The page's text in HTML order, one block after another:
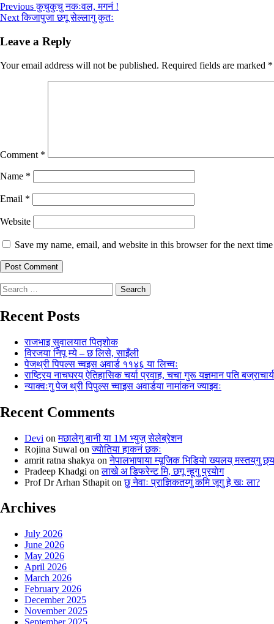
Post
navigation
Previousकुचुकुचु नकःवल, मगनं !
Nextकिजापुजा छगू सेल्लागु कुतः
Leave a Reply
Your email address will not be published. Required fields are marked *
Comment *
Name *
Email *
Website
Save my name, email, and website in this browser for the next
Search
for:
Recent Posts
राजभाइ सुवालयात पितृशाेक
विरजया निपू म्ये – छ लिसे, साइँली
पेजथ्री पिपल्स च्वइस अवार्ड ११४६ या लिच्वः
राष्ट्रिय नाचघरय् ऐतिहासिक चर्या प्रवाह, चचा गुरू यज्ञमान पति
न्याक्वःगु पेज थ्री पिपुल्स च्वाइस अवार्डया नामांकन ज्याझ्वः
Recent Comments
Devi onमछालेगु बानी या 1M भ्युज् सेलेब्रेशन
Rojina Suwal onज्याेतिया हाकनं छकः
amrit ratna shakya onनेपालभाषाया म्यूजिक भिडियाे ख्यलय् मस्तय्‌गु
Pradeep Khadgi onलाखे अ डिफरेन्ट मि, छगू न्हूगु प्रयाेग
Prof Dr Arhan Sthapit onछु नेवाः प्राज्ञिकतय्गु कमि जूगु हे खः ला?
Archives
July 2026
June 2026
May 2026
April 2026
March 2026
February 2026
December 2025
November 2025